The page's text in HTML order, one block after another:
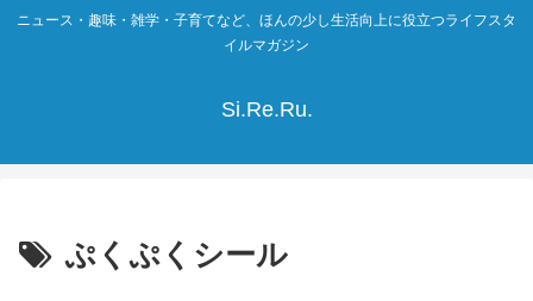
ニュース・趣味・雑学・子育てなど、ほんの少し生活向上に役立つライフスタ
イルマガジン
Si.Re.Ru.
ぷくぷくシール